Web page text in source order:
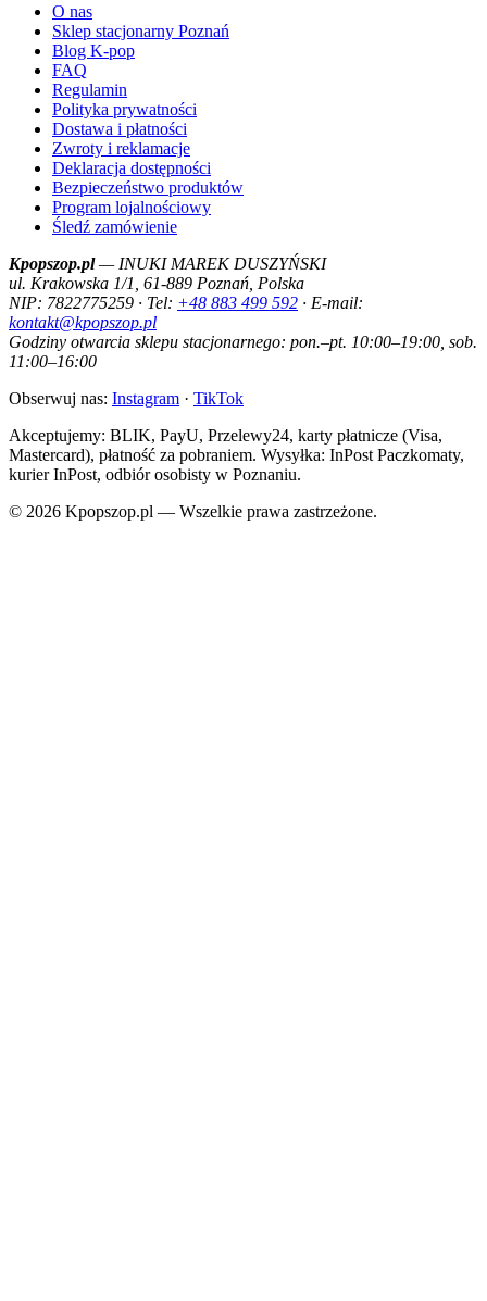
O nas
Sklep stacjonarny Poznań
Blog K-pop
FAQ
Regulamin
Polityka prywatności
Dostawa i płatności
Zwroty i reklamacje
Deklaracja dostępności
Bezpieczeństwo produktów
Program lojalnościowy
Śledź zamówienie
Kpopszop.pl— INUKI MAREK DUSZYŃSKI
ul. Krakowska 1/1, 61-889 Poznań, Polska
NIP: 7822775259 · Tel: +48 883 499 592 · E-mail:
kontakt@kpopszop.pl
Godziny otwarcia sklepu stacjonarnego: pon.–pt. 10:00–19:00, sob.
11:00–16:00
Obserwuj nas: Instagram · TikTok
Akceptujemy: BLIK, PayU, Przelewy24, karty płatnicze (Visa,
Mastercard), płatność za pobraniem. Wysyłka: InPost Paczkomaty,
kurier InPost, odbiór osobisty w Poznaniu.
© 2026 Kpopszop.pl — Wszelkie prawa zastrzeżone.